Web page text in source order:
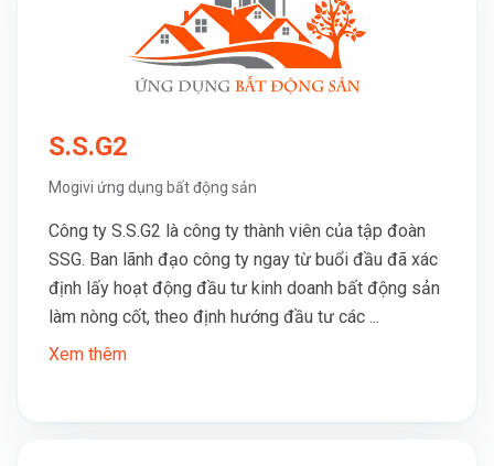
S.S.G2
Mogivi ứng dụng bất động sản
Công ty S.S.G2 là công ty thành viên của tập đoàn
SSG. Ban lãnh đạo công ty ngay từ buổi đầu đã xác
định lấy hoạt động đầu tư kinh doanh bất động sản
làm nòng cốt, theo định hướng đầu tư các ...
Xem thêm